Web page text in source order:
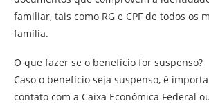
familiar, tais como RG e CPF de todos os
família.
O que fazer se o benefício for suspenso?
Caso o benefício seja suspenso, é
contato com a Caixa Econômica Federal